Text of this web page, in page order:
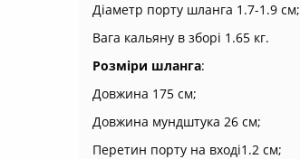
Діаметр порту шланга 1.7-1.9 см;
Вага кальяну в зборі 1.65 кг.
Розміри шланга:
Довжина 175 см;
Довжина мундштука 26 см;
Перетин порту на вході1.2 см;